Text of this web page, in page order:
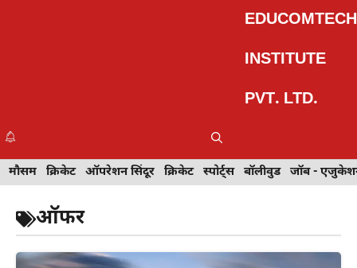
EDUCOMTECH
INSTITUTE
PVT. LTD.
इवेंट
खेल मेहंदी डिज़ाइन टेक्नोलॉजी ट्रेवल बॉलीवुड जॉब - एजुकेशन
मौसम क्रिकेट ऑपरेशन सिंदूर क्रिकेट स्पोर्ट्स बॉलीवुड जॉब -
ऑफर